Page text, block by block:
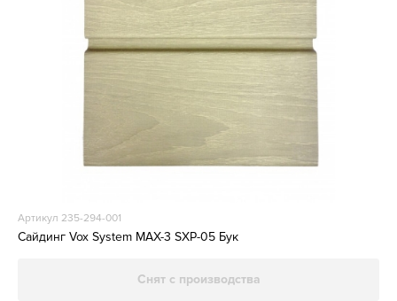
Артикул 235-294-001
Сайдинг Vox System MAX-3 SXP-05 Бук
Снят с производства